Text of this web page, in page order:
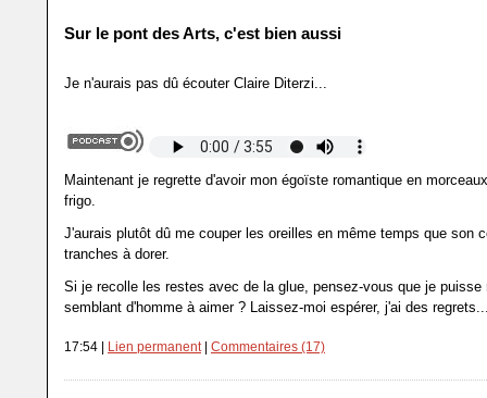
Sur le pont des Arts, c'est bien aussi
Je n'aurais pas dû écouter Claire Diterzi...
Maintenant je regrette d'avoir mon égoïste romantique en
frigo.
J'aurais plutôt dû me couper les oreilles en même temps que son
tranches à dorer.
Si je recolle les restes avec de la glue, pensez-vous que je puisse
semblant d'homme à aimer ? Laissez-moi espérer, j'ai des
17:54 | Lien permanent| Commentaires (17)